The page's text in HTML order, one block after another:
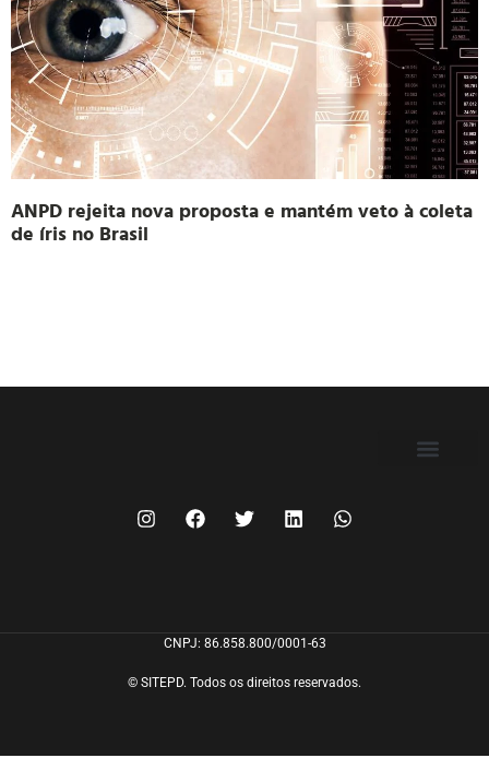
ANPD rejeita nova proposta e mantém veto à coleta
de íris no Brasil
CNPJ: 86.858.800/0001-63
© SITEPD. Todos os direitos reservados.